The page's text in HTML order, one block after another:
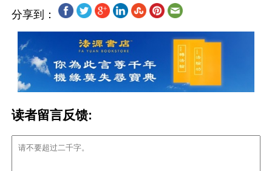
分享到：
读者留言反馈: